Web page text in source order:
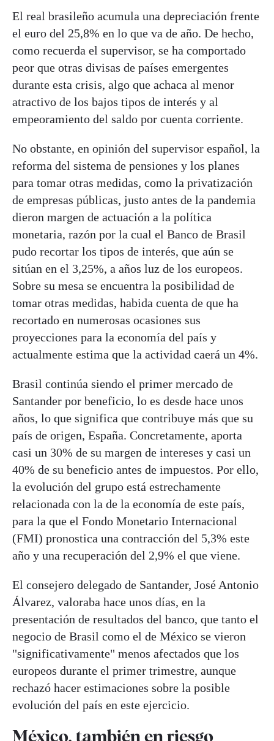
El real brasileño acumula una depreciación frente
el euro del 25,8% en lo que va de año. De hecho,
como recuerda el supervisor, se ha comportado
peor que otras divisas de países emergentes
durante esta crisis, algo que achaca al menor
atractivo de los bajos tipos de interés y al
empeoramiento del saldo por cuenta corriente.
No obstante, en opinión del supervisor español, la
reforma del sistema de pensiones y los planes
para tomar otras medidas, como la privatización
de empresas públicas, justo antes de la pandemia
dieron margen de actuación a la política
monetaria, razón por la cual el Banco de Brasil
pudo recortar los tipos de interés, que aún se
sitúan en el 3,25%, a años luz de los europeos.
Sobre su mesa se encuentra la posibilidad de
tomar otras medidas, habida cuenta de que ha
recortado en numerosas ocasiones sus
proyecciones para la economía del país y
actualmente estima que la actividad caerá un 4%.
Brasil continúa siendo el primer mercado de
Santander por beneficio, lo es desde hace unos
años, lo que significa que contribuye más que su
país de origen, España. Concretamente, aporta
casi un 30% de su margen de intereses y casi un
40% de su beneficio antes de impuestos. Por ello,
la evolución del grupo está estrechamente
relacionada con la de la economía de este país,
para la que el Fondo Monetario Internacional
(FMI) pronostica una contracción del 5,3% este
año y una recuperación del 2,9% el que viene.
El consejero delegado de Santander, José Antonio
Álvarez, valoraba hace unos días, en la
presentación de resultados del banco, que tanto el
negocio de Brasil como el de México se vieron
"significativamente" menos afectados que los
europeos durante el primer trimestre, aunque
rechazó hacer estimaciones sobre la posible
evolución del país en este ejercicio.
México, también en riesgo